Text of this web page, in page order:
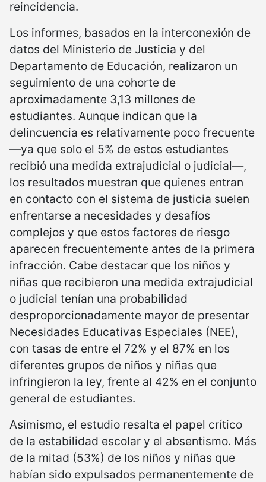
reincidencia.
Los informes, basados en la interconexión de
datos del Ministerio de Justicia y del
Departamento de Educación, realizaron un
seguimiento de una cohorte de
aproximadamente 3,13 millones de
estudiantes. Aunque indican que la
delincuencia es relativamente poco frecuente
—ya que solo el 5% de estos estudiantes
recibió una medida extrajudicial o judicial—,
los resultados muestran que quienes entran
en contacto con el sistema de justicia suelen
enfrentarse a necesidades y desafíos
complejos y que estos factores de riesgo
aparecen frecuentemente antes de la primera
infracción. Cabe destacar que los niños y
niñas que recibieron una medida extrajudicial
o judicial tenían una probabilidad
desproporcionadamente mayor de presentar
Necesidades Educativas Especiales (NEE),
con tasas de entre el 72% y el 87% en los
diferentes grupos de niños y niñas que
infringieron la ley, frente al 42% en el conjunto
general de estudiantes.
Asimismo, el estudio resalta el papel crítico
de la estabilidad escolar y el absentismo. Más
de la mitad (53%) de los niños y niñas que
habían sido expulsados permanentemente de